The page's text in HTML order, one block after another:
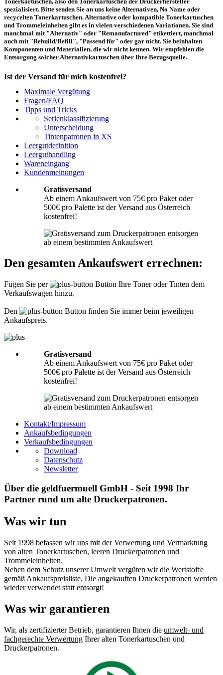
spezialisiert. Bitte senden Sie an uns keine Alternativen, No Name oder
recycelten Tonerkartuschen. Alternative oder kompatible Tonerkartuschen
und Trommeleinheiten gibt es in vielen verschiedenen Variationen. Sie sind
manchmal mit "Alternativ" oder "Remanufactured" etikettiert, manchmal
auch mit "Rebuild/Refill", "Passend für" oder gar nicht. Sie beinhalten
Komponenten und Materialien, die wir nicht kennen. Wir empfehlen die
Entsorgung solcher Alternativkartuschen über Ihre Bezugsquelle.
Ist der Versand für mich kostenfrei?
Ein kostenfreier Versand aus Österreich (per Paketmarke oder Abholung) ist
erst ab einem Ankaufswert von 75,00€ pro Paket bzw. 500,00€ pro Palette
möglich. Unter diesen Werten belaufen sich die Rücksendekosten auf 10,71€
pro Paket bzw. 119,00€ pro Palette (inkl. MwSt.). Diese werden vom
eingesandten Ankaufswert abgezogen. Falls Sie die o. g. Werte nicht
erreichen, empfehlen wir Ihnen den Versand auf eigene Kosten! Unter
Versand können Sie den Versandablauf beginnen.
Wie muss ich die Kartuschen und Patronen verpacken?
sich um hochempfindliche Konstruktionen. Daher ist es wichtig, dass Sie für
eine sichere Transportverpackung sorgen. Die Verpackung muss den Inhalt
der Sendung gegen Beanspruchungen, denen sie normalerweise während des
Versandes ausgesetzt ist (z.B. durch Druck, Stoß, Fall oder Vibration) sicher
Informationen hierzu finden Sie unter Richtig packen.
Bitte legen Sie Ihrer Lieferung immer den
Angaben bei: Firmenname, Ansprechpartner, Adresse, Telefon- und
Faxnummer, Email-Adresse und Steuernummer. Falls Sie als Privatperson
senden, benötigen wir nur Ihren Namen, Adresse, Telefonnummer und
Tinten ist nicht erforderlich.
Maximale Vergütung
Fragen/FAQ
Tipps und Tricks
Serienklassifizierung
Unterscheidung
Tintenpatronen in XS
Leergutdefinition
Leerguthandling
Wareneingang
Kundenmeinungen
Gratisversand
Ab einem Ankaufswert von 75€ pro Paket oder
500€ pro Palette ist der Versand aus Österreich
kostenfrei!
Den gesamten Ankaufswert errechnen:
Fügen Sie per
Button Ihre Toner oder Tinten dem
Verkaufswagen hinzu.
Den
Button finden Sie immer beim jeweiligen
Ankaufspreis.
Gratisversand
Ab einem Ankaufswert von 75€ pro Paket oder
500€ pro Palette ist der Versand aus Österreich
kostenfrei!
Kontakt/Impressum
Ankaufsbedingungen
Verkaufsbedingungen
Download
Datenschutz
Newsletter
Über die geldfuermuell GmbH - Seit 1998 Ihr
Partner rund um alte Druckerpatronen.
Was wir tun
Seit 1998 befassen wir uns mit der Verwertung und Vermarktung
von alten Tonerkartuschen, leeren Druckerpatronen und
Trommeleinheiten.
Neben dem Schutz unserer Umwelt vergüten wir die Wertstoffe
gemäß Ankaufspreisliste. Die angekauften Druckerpatronen werden
wieder verwendet statt entsorgt!
Was wir garantieren
Wir, als zertifizierter Betrieb, garantieren Ihnen die umwelt- und
fachgerechte Verwertung Ihrer alten Tonerkartuschen und
Druckerpatronen.